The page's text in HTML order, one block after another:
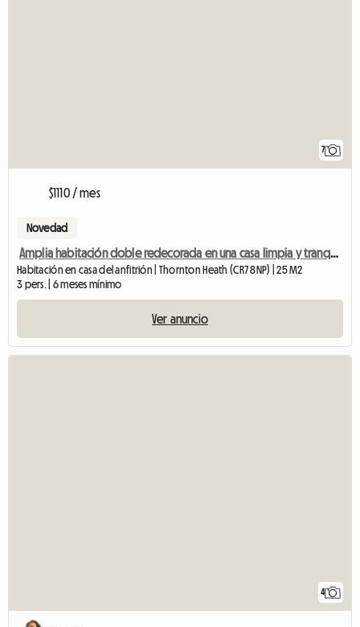
7
$1110 / mes
Novedad
Amplia habitación doble redecorada en una casa limpia y tranquila.
Habitación en casa del anfitrión | Thornton Heath (CR7 8NP) | 25 M2
3 pers. | 6 meses mínimo
Ver anuncio
4